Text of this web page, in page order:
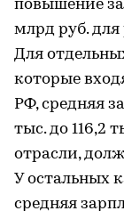
повышение
млрд руб.
Для
которые
РФ, средняя
тыс. до 116,2
отрасли,
У остальных
средняя